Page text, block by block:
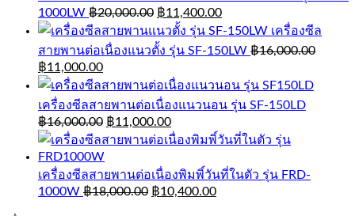
1000LW ฿20,000.00 ฿11,400.00
เครื่องซีล
สายพานต่อเนื่องแนวตั้ง รุ่น SF-150LW ฿16,000.00
฿11,000.00
เครื่องซีลสายพานต่อเนื่องแนวนอน รุ่น SF-150LD
฿16,000.00 ฿11,000.00
เครื่องซีลสายพานต่อเนื่องพิมพิ์วันที่ในตัว รุ่น FRD-
1000W ฿18,000.00 ฿10,400.00